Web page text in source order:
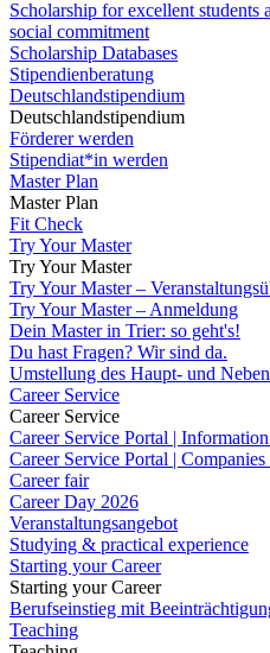
Scholarship for excellent students
social commitment
Scholarship Databases
Stipendienberatung
Deutschlandstipendium
Deutschlandstipendium
Förderer werden
Stipendiat*in werden
Master Plan
Master Plan
Fit Check
Try Your Master
Try Your Master
Try Your Master –
Try Your Master – Anmeldung
Dein Master in Trier: so geht's!
Du hast Fragen? Wir sind da.
Umstellung des Haupt- und
Career Service
Career Service
Career Service Portal |
Career Service Portal |
Career fair
Career Day 2026
Veranstaltungsangebot
Studying & practical experience
Starting your Career
Starting your Career
Berufseinstieg mit
Teaching